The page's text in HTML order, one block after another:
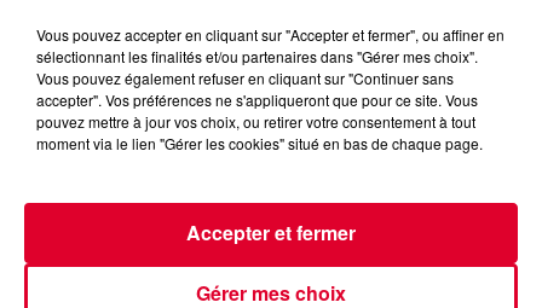
Mardi 18 mai :
La music story du jour c’est celle de Gorgon City…
City – grâce au Starter FG d’Hakimakli, et grâce au titre qui
Vous pouvez accepter en cliquant sur "Accepter et fermer", ou affiner en
sélectionnant les finalités et/ou partenaires dans "Gérer mes choix".
Vous pouvez également refuser en cliquant sur "Continuer sans
accepter". Vos préférences ne s'appliqueront que pour ce site. Vous
pouvez mettre à jour vos choix, ou retirer votre consentement à tout
moment via le lien "Gérer les cookies" situé en bas de chaque page.
Gérer mes choix
Accepter et fermer